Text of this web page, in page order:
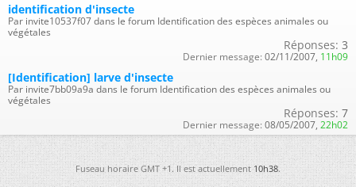
identification d'insecte
Par invite10537f07 dans le forum Identification des espèces animales ou
végétales
Réponses: 3
Dernier message: 02/11/2007, 11h09
[Identification] larve d'insecte
Par invite7bb09a9a dans le forum Identification des espèces animales ou
végétales
Réponses: 7
Dernier message: 08/05/2007, 22h02
Fuseau horaire GMT +1. Il est actuellement10h38.